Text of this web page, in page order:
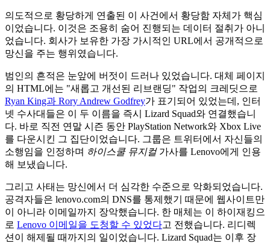
의도적으로 황당하게 연출된 이 사건에서 황당함 자체가 핵심
이었습니다. 이것은 조용히 숨어 진행되는 데이터 절취가 아니
었습니다. 회사가 보유한 가장 가시적인 URL에서 공개적으로
망신을 주는 행위였습니다.
범인의 흔적은 눈앞에 버젓이 드러나 있었습니다. 대체 페이지
의 HTML에는 "새롭고 개선된 리브랜딩" 작업의 크레딧으로
Ryan King과 Rory Andrew Godfrey가 표기되어 있었는데, 인터
넷 수사대들은 이 두 이름을 즉시 Lizard Squad와 연결했습니
다. 바로 직전 연말 시즌 동안 PlayStation Network와 Xbox Live
를 다운시킨 그 집단이었습니다. 그룹은 트위터에서 자신들의
소행임을 인정하며 하이스쿨 뮤지컬가사를 Lenovo에게 인용
해 보냈습니다.
그리고 사태는 망신에서 더 심각한 수준으로 악화되었습니다.
공격자들은 lenovo.com의 DNS를 통제했기 때문에 웹사이트만
이 아니라 이메일까지 장악했습니다. 한 매체는 이 하이재킹으
로 Lenovo 이메일을 도청할 수 있었다고 전했습니다. 리디렉
션이 해제될 때까지의 일이었습니다. Lizard Squad는 이후 장